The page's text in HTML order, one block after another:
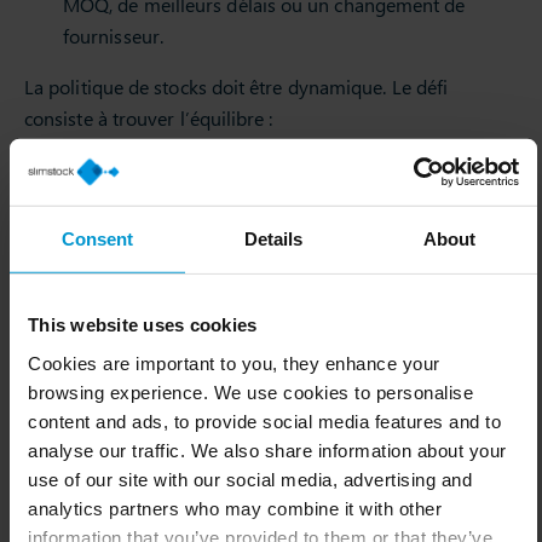
Consent Details About
This website uses cookies
Cookies are important to you, they enhance your
browsing experience. We use cookies to personalise
content and ads, to provide social media features and to
analyse our traffic. We also share information about your
use of our site with our social media, advertising and
analytics partners who may combine it with other
information that you’ve provided to them or that they’ve
fournisseur.
La politique de stocks doit être dynamique. Le défi
consiste à trouver l’équilibre :
Trop de stock
→ capital immobilisé et obsolescence.
Pas assez de stock→ ventes perdues et clients
insatisfaits.
La flexibilité et des prévisions avancées sont
indispensables pour gérer la volatilité inherente de la
3. Prioriser les domaines qui nécessitent une
attention particulière
Les enseignements tirés de l’analyse ABC permettent
d’identifier :